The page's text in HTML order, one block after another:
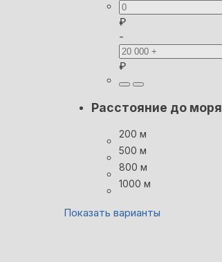
₽
-
₽
Расстояние до моря
200 м
500 м
800 м
1000 м
Показать варианты